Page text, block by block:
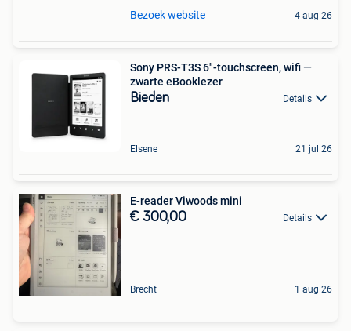
Bezoek website 4 aug 26
Sony PRS-T3S 6"-touchscreen, wifi —
zwarte eBooklezer
Bieden Details
Elsene 21 jul 26
E-reader Viwoods mini
€ 300,00 Details
Brecht 1 aug 26